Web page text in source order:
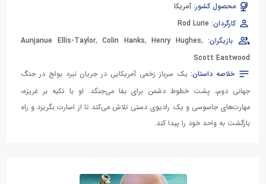
محصول کشور: آمریکا
کارگردان: Rod Lurie
بازیگران:
Aunjanue Ellis-Taylor,Colin Hanks,Henry Hughes,
Scott Eastwood
خلاصه داستان: یک سرباز زخمی آمریکایی در جریان نبرد بولج در جنگ
جهانی دوم، پشت خطوط دشمن برای بقا می‌جنگد. او با تکیه بر غریزه،
مهارت‌های جاسوسی و یک رادیوی دستی تلاش می‌کند تا از اسارت بگریزد و راه
بازگشت به واحد خود را پیدا کند.